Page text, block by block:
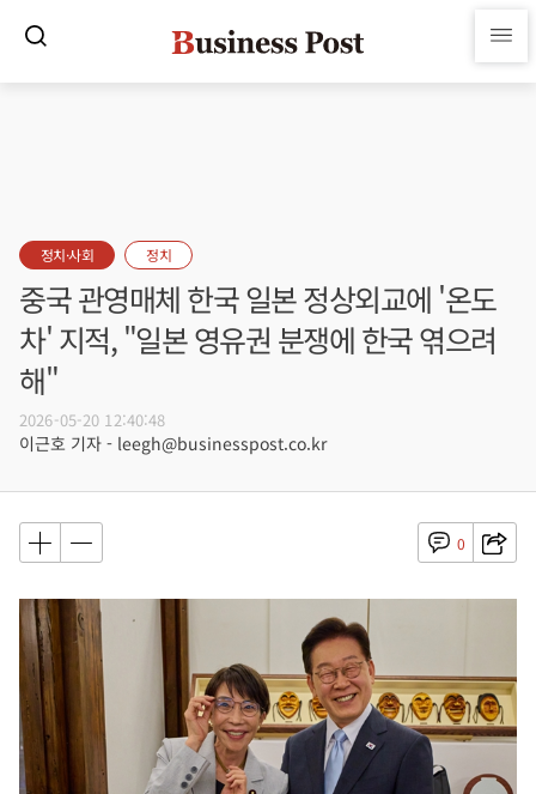
정치·사회 정치
중국 관영매체 한국 일본 정상외교에 '온도
차' 지적, "일본 영유권 분쟁에 한국 엮으려
해"
2026-05-20 12:40:48
이근호 기자 - leegh@businesspost.co.kr
0